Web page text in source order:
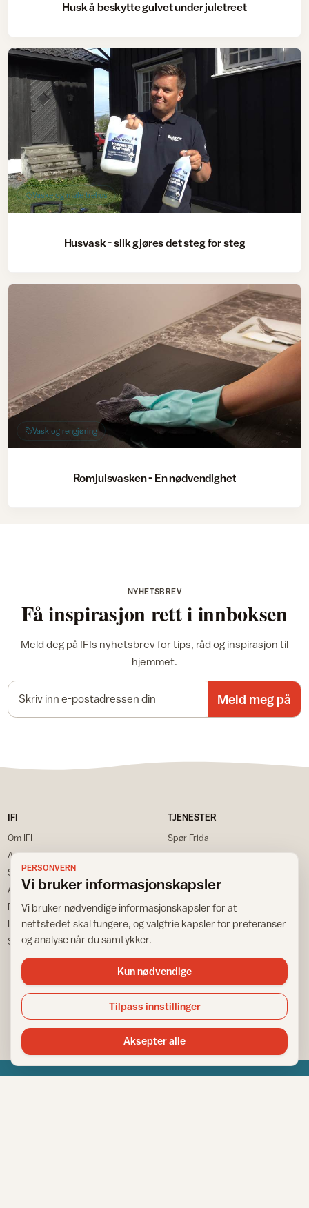
Husk å beskytte gulvet under juletreet
Vaske og male trehus
Husvask - slik gjøres det steg for steg
Vask og rengjøring
Romjulsvasken - En nødvendighet
NYHETSBREV
Få inspirasjon rett i innboksen
Meld deg på IFIs nyhetsbrev for tips, råd og inspirasjon til
hjemmet.
Meld meg på
IFI
Om IFI
Ansatte
Samarbeidspartnere
Annonsere
Personvernerklæring
Informasjonskapsler
Sitemap
TJENESTER
Spør Frida
Bransjestatistikk
Huskeliste
VÅRE NETTSTEDER
Gulvfakta
Tapetfakta
PERSONVERN
Vi bruker informasjonskapsler
Vi bruker nødvendige informasjonskapsler for at
nettstedet skal fungere, og valgfrie kapsler for preferanser
og analyse når du samtykker.
Kun nødvendige
Tilpass innstillinger
Aksepter alle